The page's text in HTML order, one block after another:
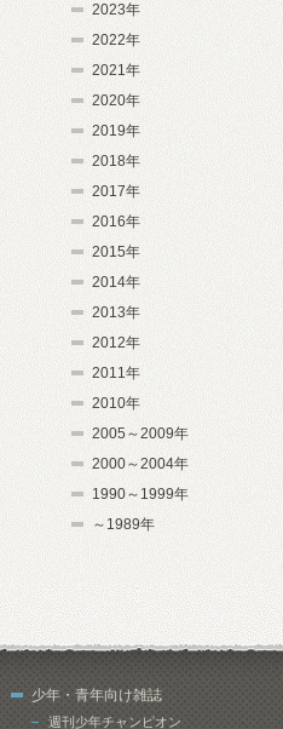
2023年
2022年
2021年
2020年
2019年
2018年
2017年
2016年
2015年
2014年
2013年
2012年
2011年
2010年
2005～2009年
2000～2004年
1990～1999年
～1989年
少年・青年向け雑誌
週刊少年チャンピオン